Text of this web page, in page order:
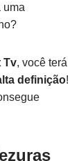
uma
Tv, você terá
definição!